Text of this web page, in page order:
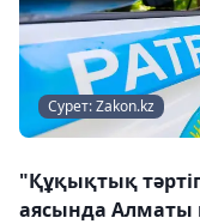
Сурет: Zakon.kz
"Құқықтық
аясында Алматы